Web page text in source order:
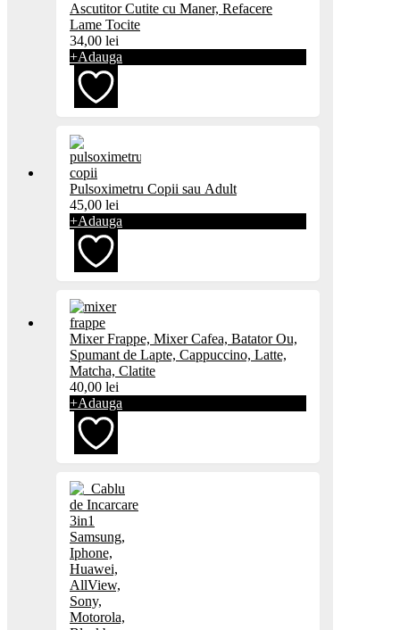
la
favorite
Ascutitor Cutite cu Maner, Refacere
Lame Tocite
34,00 lei
+Adauga
Adaugă
la
favorite
Pulsoximetru Copii sau Adult
45,00 lei
+Adauga
Adaugă
la
favorite
Mixer Frappe, Mixer Cafea, Batator Ou,
Spumant de Lapte, Cappuccino, Latte,
Matcha, Clatite
40,00 lei
+Adauga
Adaugă
la
favorite